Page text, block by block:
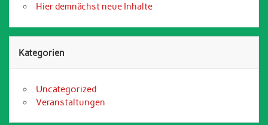
Hier demnächst neue Inhalte
Kategorien
Uncategorized
Veranstaltungen